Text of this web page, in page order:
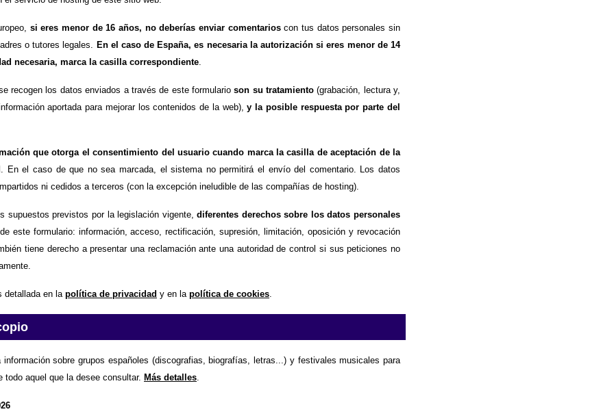
si eres menor de 16 años, no deberías enviar comentarioscon tus datos personales sin
o tutores legales.
En el caso de España, es necesaria la autorización si eres menor de 14
necesaria, marca la casilla correspondiente
recogen los datos enviados a través de este formularioson su tratamiento(grabación, lectura y,
aportada para mejorar los contenidos de la web),y la posible respuesta por parte del
que otorga el consentimiento del usuario cuando marca la casilla de aceptación de la
. En el caso de que no sea marcada, el sistema no permitirá el envío del comentario. Los datos
ni cedidos a terceros (con la excepción ineludible de las compañías de hosting).
supuestos previstos por la legislación vigente,diferentes derechos sobre los datos personales
este formulario: información, acceso, rectificación, supresión, limitación, oposición y revocación
tiene derecho a presentar una reclamación ante una autoridad de control si sus peticiones no
detallada en la política de privacidad y en la política de cookies
información sobre grupos españoles (discografias, biografías, letras...) y festivales musicales para
todo aquel que la desee consultar. Más detalles.